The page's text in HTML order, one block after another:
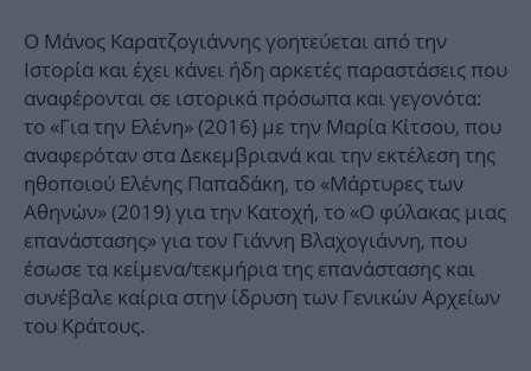
Ο Μάνος Καρατζογιάννης γοητεύεται από την
Ιστορία και έχει κάνει ήδη αρκετές παραστάσεις που
αναφέρονται σε ιστορικά πρόσωπα και γεγονότα:
το «Για την Ελένη» (2016) με την Μαρία Κίτσου, που
αναφερόταν στα Δεκεμβριανά και την εκτέλεση της
ηθοποιού Ελένης Παπαδάκη, το «Μάρτυρες των
Αθηνών» (2019) για την Κατοχή, το «Ο φύλακας μιας
επανάστασης» για τον Γιάννη Βλαχογιάννη, που
έσωσε τα κείμενα/τεκμήρια της επανάστασης και
συνέβαλε καίρια στην ίδρυση των Γενικών Αρχείων
του Κράτους.